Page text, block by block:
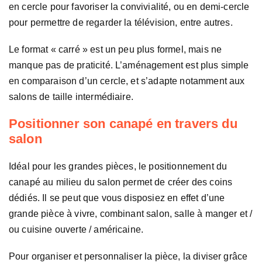
en cercle pour favoriser la convivialité, ou en demi-cercle
pour permettre de regarder la télévision, entre autres.
Le format « carré » est un peu plus formel, mais ne
manque pas de praticité. L’aménagement est plus simple
en comparaison d’un cercle, et s’adapte notamment aux
salons de taille intermédiaire.
Positionner son canapé en travers du
salon
Idéal pour les grandes pièces, le positionnement du
canapé au milieu du salon permet de créer des coins
dédiés. Il se peut que vous disposiez en effet d’une
grande pièce à vivre, combinant salon, salle à manger et /
ou cuisine ouverte / américaine.
Pour organiser et personnaliser la pièce, la diviser grâce